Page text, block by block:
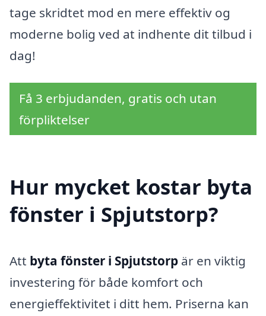
tage skridtet mod en mere effektiv og
moderne bolig ved at indhente dit tilbud i
dag!
Få 3 erbjudanden, gratis och utan
förpliktelser
Hur mycket kostar byta
fönster i Spjutstorp?
Att byta fönster i Spjutstorp är en viktig
investering för både komfort och
energieffektivitet i ditt hem. Priserna kan